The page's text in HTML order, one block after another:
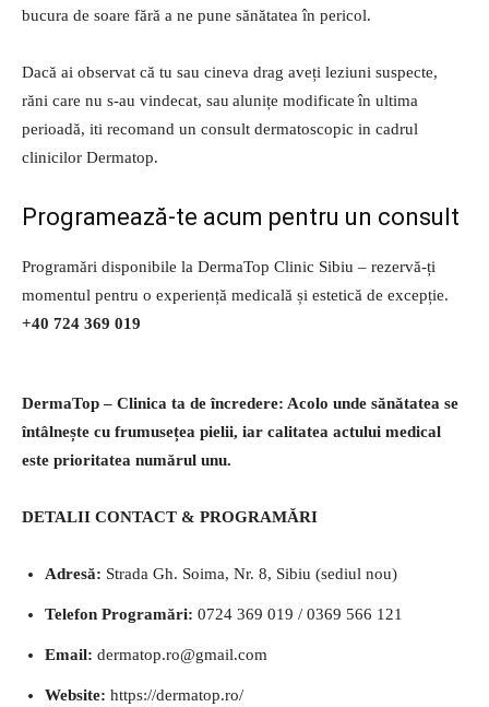
bucura de soare fără a ne pune sănătatea în pericol.
Dacă ai observat că tu sau cineva drag aveți leziuni suspecte,
răni care nu s-au vindecat, sau alunițe modificate în ultima
perioadă, iti recomand un consult dermatoscopic in cadrul
clinicilor Dermatop.
Programează-te acum pentru un consult
Programări disponibile la DermaTop Clinic Sibiu – rezervă-ți
momentul pentru o experiență medicală și estetică de excepție.
+40 724 369 019
DermaTop – Clinica ta de încredere: Acolo unde sănătatea se
întâlnește cu frumusețea pielii, iar calitatea actului medical
este prioritatea numărul unu.
DETALII CONTACT & PROGRAMĂRI
Adresă: Strada Gh. Soima, Nr. 8, Sibiu (sediul nou)
Telefon Programări: 0724 369 019 / 0369 566 121
Email: dermatop.ro@gmail.com
Website: https://dermatop.ro/